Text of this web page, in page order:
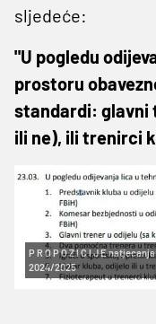
sljedeće:
"U pogledu
prostoru
standardi: glavni
ili ne), ili trenirci
P R O P O Z I C I J E
2024/2025